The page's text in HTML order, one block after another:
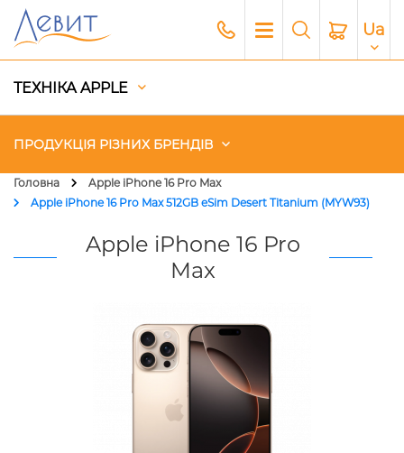
Ua
ТЕХНІКА APPLE
ПРОДУКЦІЯ РІЗНИХ БРЕНДІВ
Чохли
Акустика
Головна
Apple iPhone 16 Pro Max
Apple iPhone 16 Pro Max 512GB eSim Desert Titanium (MYW93)
Apple iPhone 16 Pro
Max